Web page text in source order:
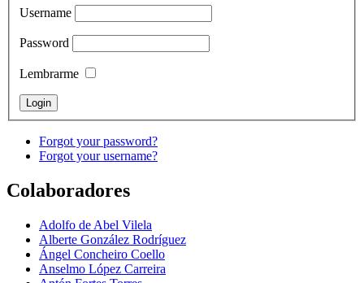
Username
Password
Lembrarme
Forgot your password?
Forgot your username?
Colaboradores
Adolfo de Abel Vilela
Alberte González Rodríguez
Ángel Concheiro Coello
Anselmo López Carreira